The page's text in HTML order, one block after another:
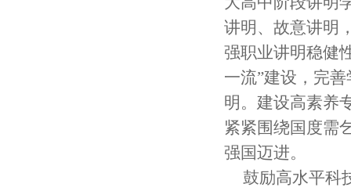
讲明、故意讲明
强职业讲明稳健
一流”建设，完
明。建设高素养
紧紧围绕国度需
强国迈进。
鼓励高水平科